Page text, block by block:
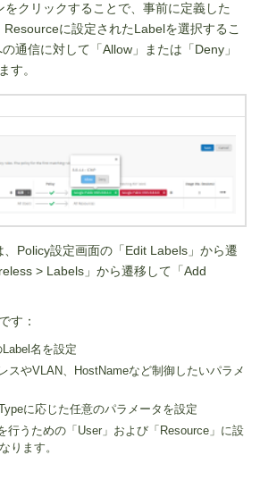
をクリックすることで、事前に定義した
に設定されたLabelを選択するこ
通信に対して「Allow」または「Deny」
す。
Policy設定画面の「Edit Labels」から遷
> Labels」から遷移して「Add
す：
Label名を設定
スやVLAN、HostNameなど制御したいパラメ
に応じた任意のパラメータを設定
行うための「User」および「Resource」に設
ります。